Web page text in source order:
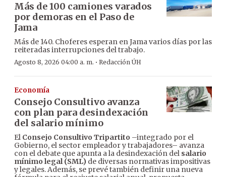
Más de 100 camiones varados
por demoras en el Paso de
Jama
Más de 140. Choferes esperan en Jama varios días por las
reiteradas interrupciones del trabajo.
Agosto 8, 2026 04:00 a. m. · Redacción ÚH
Economía
Consejo Consultivo avanza
con plan para desindexación
del salario mínimo
El Consejo Consultivo Tripartito –integrado por el
Gobierno, el sector empleador y trabajadores– avanza
con el debate que apunta a la desindexación del salario
mínimo legal (SML) de diversas normativas impositivas
y legales. Además, se prevé también definir una nueva